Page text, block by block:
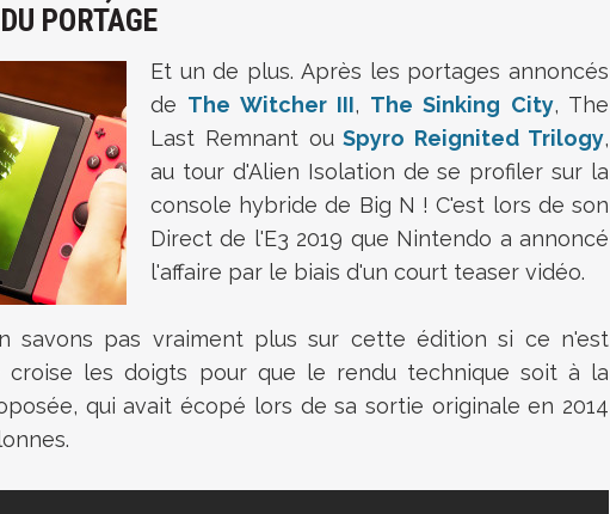
PORTAGE
Et un de plus. Après les portages annoncés
de The Witcher III, The Sinking City, The
Last Remnant ouSpyro Reignited Trilogy,
au tour d'Alien Isolation de se profiler sur la
console hybride de Big N ! C'est lors de son
Direct de l'E3 2019 que Nintendo a annoncé
l'affaire par le biais d'un court teaser vidéo.
savons pas vraiment plus sur cette édition si ce n'est
croise les doigts pour que le rendu technique soit à la
qui avait écopé lors de sa sortie originale en 2014